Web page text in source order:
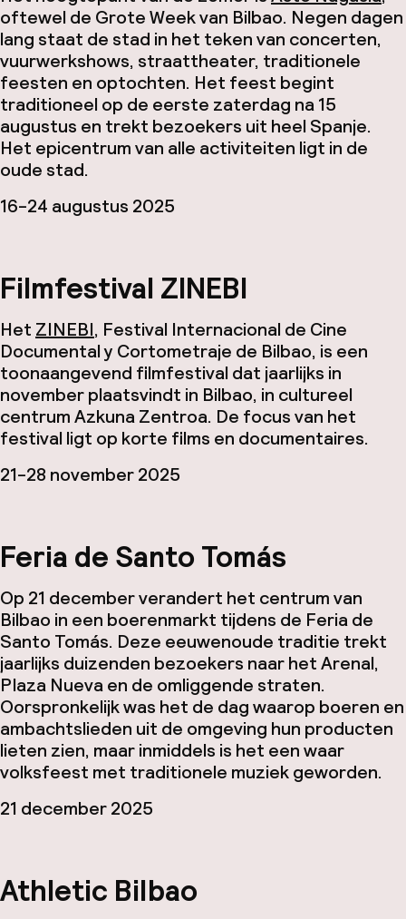
oftewel de Grote Week van Bilbao. Negen dagen
lang staat de stad in het teken van concerten,
vuurwerkshows, straattheater, traditionele
feesten en optochten. Het feest begint
traditioneel op de eerste zaterdag na 15
augustus en trekt bezoekers uit heel Spanje.
Het epicentrum van alle activiteiten ligt in de
oude stad.
16-24 augustus 2025
Filmfestival ZINEBI
Het ZINEBI, Festival Internacional de Cine
Documental y Cortometraje de Bilbao, is een
toonaangevend filmfestival dat jaarlijks in
november plaatsvindt in Bilbao, in cultureel
centrum Azkuna Zentroa. De focus van het
festival ligt op korte films en documentaires.
21-28 november 2025
Feria de Santo Tomás
Op 21 december verandert het centrum van
Bilbao in een boerenmarkt tijdens de Feria de
Santo Tomás. Deze eeuwenoude traditie trekt
jaarlijks duizenden bezoekers naar het Arenal,
Plaza Nueva en de omliggende straten.
Oorspronkelijk was het de dag waarop boeren en
ambachtslieden uit de omgeving hun producten
lieten zien, maar inmiddels is het een waar
volksfeest met traditionele muziek geworden.
21 december 2025
Athletic Bilbao